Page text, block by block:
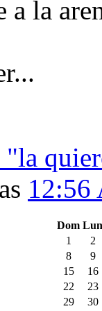
a la
12:56
Dom Lun
1
2
8
9
15
16
22
23
29
30